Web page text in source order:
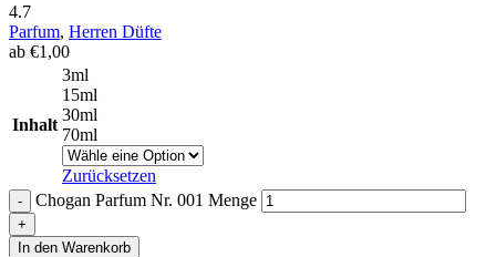
4.7
Parfum, Herren Düfte
ab €1,00
Inhalt
3ml
15ml
30ml
70ml
Zurücksetzen
Chogan Parfum Nr. 001 Menge
In den Warenkorb